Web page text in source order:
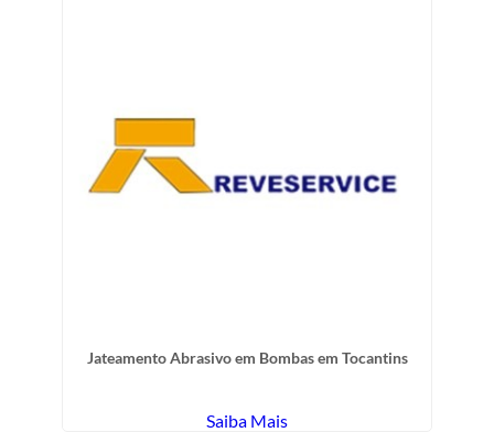
Jateamento Abrasivo em Bombas em Tocantins
Saiba Mais